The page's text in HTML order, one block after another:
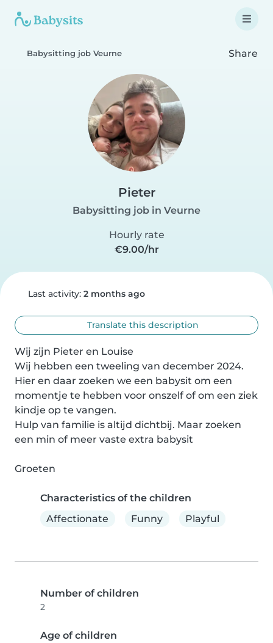
Babysitting job Veurne Share
Pieter
Babysitting job in Veurne
Hourly rate
€9.00/hr
Last activity: 2 months ago
Translate this description
Wij zijn Pieter en Louise
Wij hebben een tweeling van december 2024.
Hier en daar zoeken we een babysit om een
momentje te hebben voor onszelf of om een ziek
kindje op te vangen.
Hulp van familie is altijd dichtbij. Maar zoeken
een min of meer vaste extra babysit
Groeten
Characteristics of the children
Affectionate
Funny Playful
Number of children
2
Age of children